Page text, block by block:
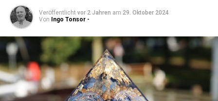
Veröffentlicht vor 2 Jahren am 29. Oktober 2024
Von
Ingo Tonsor -